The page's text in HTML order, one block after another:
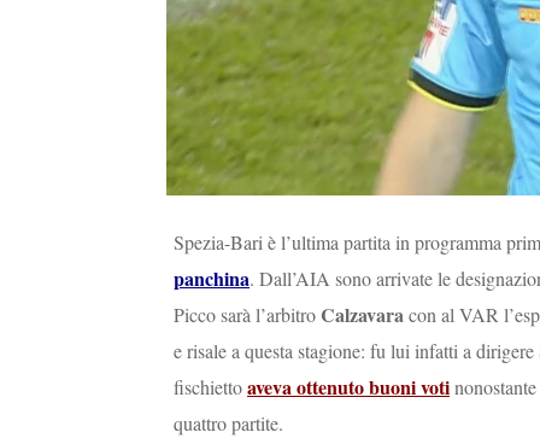
Spezia-Bari è l’ultima partita in programma
panchina. Dall’AIA sono arrivate le
Picco sarà l’arbitroCalzavaracon al VAR
e risale a questa stagione: fu lui infatti a
fischiettoaveva ottenuto buoni voti
quattro partite.